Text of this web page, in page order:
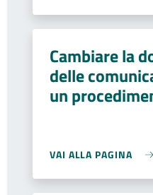
Cambiare la
delle
un
VAI ALLA PAGINA